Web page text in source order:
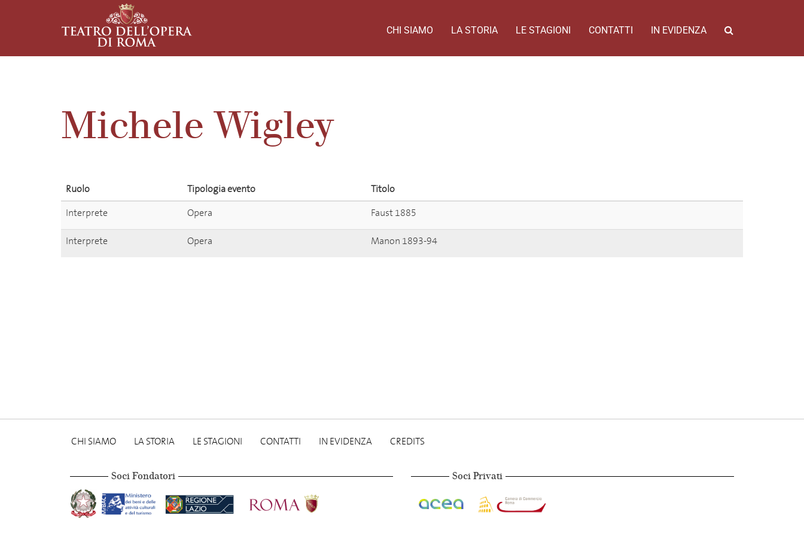
CHI SIAMO LA STORIA LE STAGIONI CONTATTI IN EVIDENZA
Michele Wigley
Ruolo Tipologia evento
Titolo
Interprete
Opera Faust 1885
Interprete Opera Manon 1893-94
CHI SIAMO LA STORIA LE STAGIONI CONTATTI IN EVIDENZA CREDITS
Soci Fondatori Soci Privati